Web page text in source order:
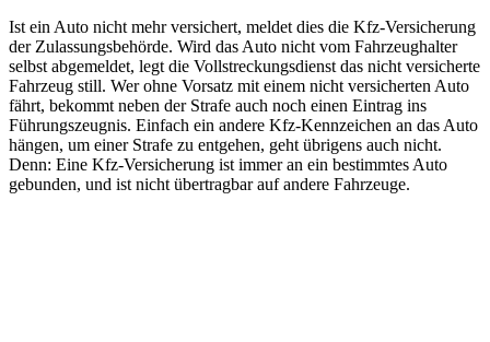
Ist ein Auto nicht mehr versichert, meldet dies die Kfz-Versicherung
der Zulassungsbehörde. Wird das Auto nicht vom Fahrzeughalter
selbst abgemeldet, legt die Vollstreckungsdienst das nicht versicherte
Fahrzeug still. Wer ohne Vorsatz mit einem nicht versicherten Auto
fährt, bekommt neben der Strafe auch noch einen Eintrag ins
Führungszeugnis. Einfach ein andere Kfz-Kennzeichen an das Auto
hängen, um einer Strafe zu entgehen, geht übrigens auch nicht.
Denn: Eine Kfz-Versicherung ist immer an ein bestimmtes Auto
gebunden, und ist nicht übertragbar auf andere Fahrzeuge.